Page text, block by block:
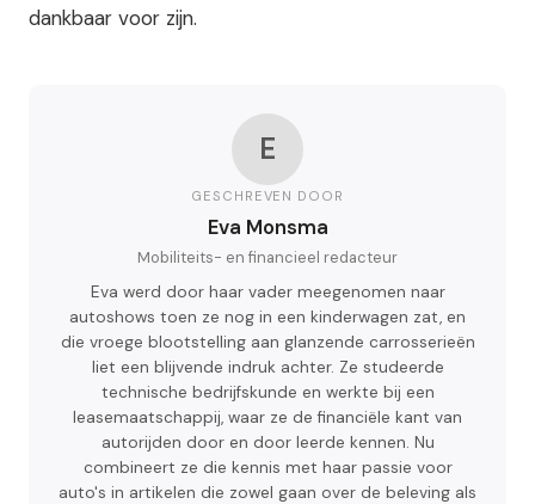
dankbaar voor zijn.
E
GESCHREVEN DOOR
Eva Monsma
Mobiliteits- en financieel redacteur
Eva werd door haar vader meegenomen naar
autoshows toen ze nog in een kinderwagen zat, en
die vroege blootstelling aan glanzende carrosserieën
liet een blijvende indruk achter. Ze studeerde
technische bedrijfskunde en werkte bij een
leasemaatschappij, waar ze de financiële kant van
autorijden door en door leerde kennen. Nu
combineert ze die kennis met haar passie voor
auto's in artikelen die zowel gaan over de beleving als